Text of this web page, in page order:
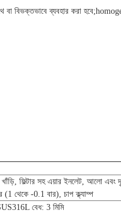
বা বিভক্তভাবে ব্যবহার করা
ফিল্টার সহ এয়ার ইনলেট, আলো এবং
(1 থেকে -0.1 বার), চাপ ক্ল্যাম্প
বেধ: 3 মিমি